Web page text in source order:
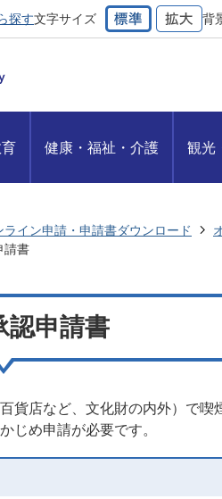
探す文字サイズ 背
健康・福祉・介護 観光
ライン申請・申請書ダウンロード
請書
認申請書
貨店など、文化財の内外）で喫
じめ申請が必要です。